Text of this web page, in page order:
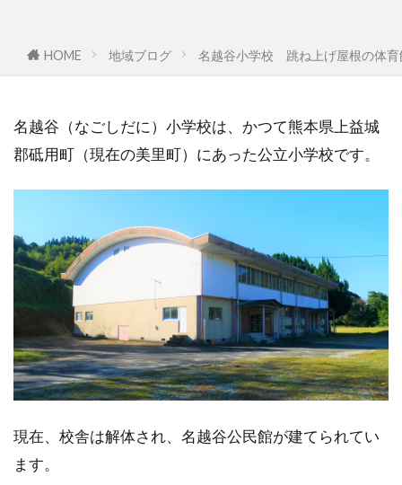
HOME 地域ブログ 名越谷小学校 跳ね上げ屋根の体育
名越谷（なごしだに）小学校は、かつて熊本県上益城
郡砥用町（現在の美里町）にあった公立小学校です。
現在、校舎は解体され、名越谷公民館が建てられてい
ます。